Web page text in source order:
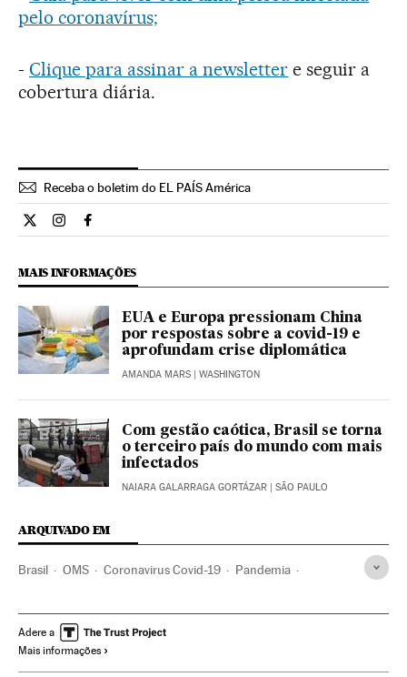
pelo coronavírus;
- Clique para assinar a newsletter e seguir a
cobertura diária.
Receba o boletim do EL PAÍS América
Internacional El País Brasil en Twitter
Internacional El País Brasil en Instagram
Internacional El País Brasil en Facebook
MAIS INFORMAÇÕES
EUA e Europa pressionam China
por respostas sobre a covid-19 e
aprofundam crise diplomática
AMANDA MARS | WASHINGTON
Com gestão caótica, Brasil se torna
o terceiro país do mundo com mais
infectados
NAIARA GALARRAGA GORTÁZAR | SÃO PAULO
ARQUIVADO EM
Brasil OMS Coronavirus Covid-19 Pandemia
Ministério Saúde Estados Unidos
Crisis económica coronavirus covid-19
Adere a
Mais informações